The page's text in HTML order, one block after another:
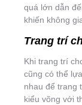
quá lớn dẫn
khiến không
Trang trí
Khi trang trí
cũng có thể
nhau để trang
kiểu võng với